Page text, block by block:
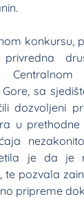
konkursu,
Centralnom
sa
dozvoljeni
u
je da je
te pozvala
pripreme